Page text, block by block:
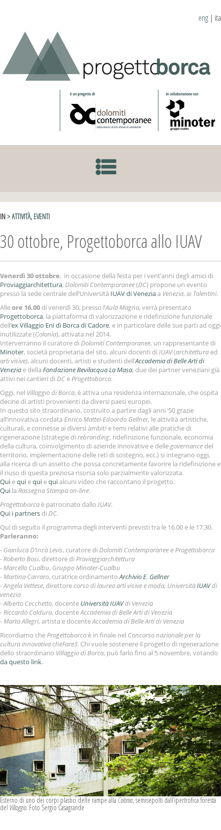
eng | ita
IN > ATTIVITÀ, EVENTI
30 ottobre, Progettoborca allo IUAV
Venerdì 30 ottobre, in occasione della festa per i vent’anni degli amici di
Proviaggiarchitettura, Dolomiti Contemporanee(DC) propone un evento
presso la sede centrale dell’Università IUAV di Veneziaa Venezia, ai Tolentini.
Alleore 16.00di venerdì 30, presso l’Aula Magna, verrà presentato
Progettoborca, la piattaforma di valorizzazione e ridefinizione funzionale
dell’ex Villaggio Eni di Borca di Cadore, e in particolare delle sue parti ad oggi
inutilizzate (Colonia), attivata nel 2014.
Interverranno il curatore di Dolomiti Contemporanee, un rappresentante di
Minoter, società proprietaria del sito, alcuni docenti di IUAV(architettura ed
arti visive), alcuni docenti, artisti e studenti dell’Accademia di Belle Arti di
Venezia e della Fondazione Bevilacqua La Masa, due dei partner veneziani già
attivi nei cantieri di DC eProgettoborca.
Oggi, nel Villaggio di Borca, è attiva una residenza internazionale, che ospita
decine di artisti provenienti da diversi paesi europei.
In questo sito straordinario, costruito a partire dagli anni ’50 grazie
all’innovativa cordata Enrico Mattei-Edoardo Gellner, le attività artistiche,
culturali, e connesse ai diversi àmbiti e temi relativi alle pratiche di
rigenerazione (strategie di rebranding, ridefinizione funzionale, economia
della cultura, coinvolgimento di aziende innovative e dellegovernancedel
territorio, implementazione delle reti di sostegno, ecc.) si integrano oggi,
alla ricerca di un assetto che possa concretamente favorire la ridefinizione e
il riuso di questa preziosa risorsa solo parzialmente valorizzata.
Qui equi equi equialcuni video che raccontano il progetto.
Qui la Rassegna Stampa on-line.
Progettoborca è patrocinato dallo IUAV.
Qui i partnersdi DC.
Qui di seguito il programma degli interventi previsti tra le 16.00 e le 17.30.
Parleranno:
- Gianluca D’Incà Levis, curatore di Dolomiti Contemporanee eProgettoborca
- Roberto Bosi, direttore di Proviaggiarchitettura
-Marcello Cualbu, Gruppo Minoter-Cualbu
-Martina Carraro, curatrice ordinamentoArchivio E. Gellner
-Angela Vettese, direttorecorso di laurea arti visive e moda, UniversitàIUAVdi
venezia
-Alberto Cecchetto, docente Università IUAVdi Venezia
-Riccardo Caldura, docenteAccademia di Belle Arti di Venezia
-Marta Allegri, artista e docenteAccademia di Belle Arti di Venezia
Ricordiamo cheProgettoborca è in finale nel Concorso nazionale per la
cultura innovativa cheFare3. Chi vuole sostenere il progetto di rigenerazione
dello straordinario Villaggio di Borca, può farlo fino al 5 novembre, votando
da questo link.
Esterno di uno dei corpi plastici delle rampe alla Colonia, semisepolti dall’ipertrofica foresta
del Villaggio. Foto Sergio Casagrande